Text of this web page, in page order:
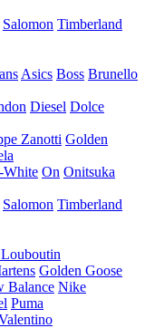
Salomon Timberland
Asics Boss Brunello
Diesel Dolce
Zanotti Golden
On Onitsuka
Salomon Timberland
Golden Goose
Balance Nike
Puma